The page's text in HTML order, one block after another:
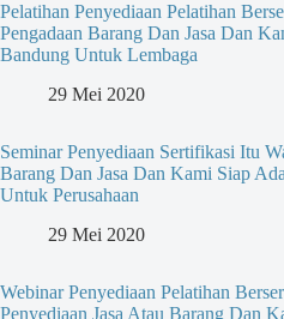
Pelatihan Penyediaan Pelatihan
Pengadaan Barang Dan Jasa Dan
Bandung Untuk Lembaga
29 Mei 2020
Seminar Penyediaan Sertifikasi Itu
Barang Dan Jasa Dan Kami Siap
Untuk Perusahaan
29 Mei 2020
Webinar Penyediaan Pelatihan
Penyediaan Jasa Atau Barang Dan